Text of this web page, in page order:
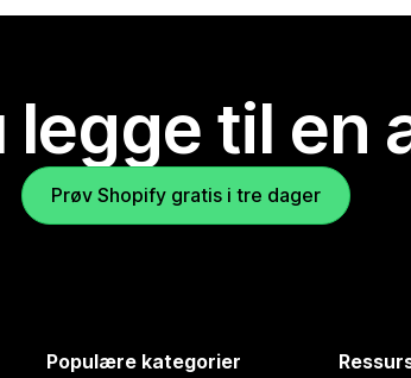
legge til en
Prøv Shopify gratis i tre dager
Populære kategorier